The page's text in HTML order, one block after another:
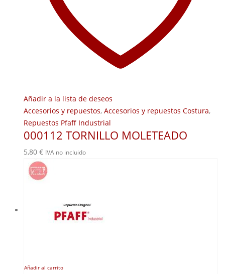
Añadir a la lista de deseos
Accesorios y repuestos, Accesorios y repuestos Costura,
Repuestos Pfaff Industrial
000112 TORNILLO MOLETEADO
5,80 € IVA no incluido
Añadir al carrito